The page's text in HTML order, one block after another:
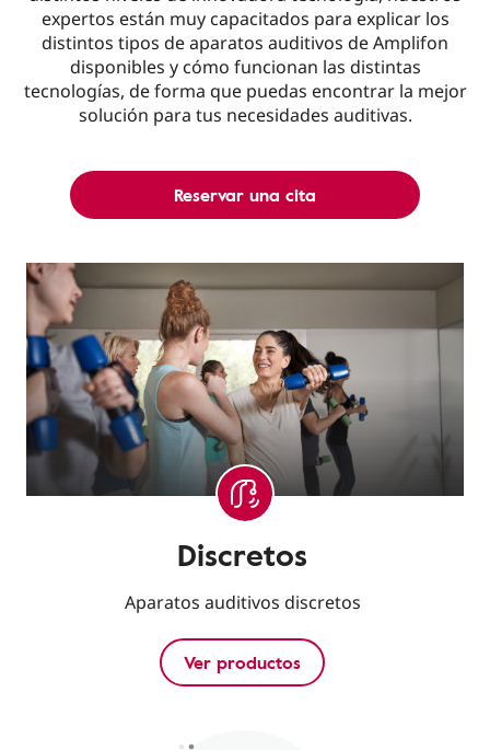
expertos están muy capacitados para explicar los
distintos tipos de aparatos auditivos de Amplifon
disponibles y cómo funcionan las distintas
tecnologías, de forma que puedas encontrar la mejor
solución para tus necesidades auditivas.
Reservar una cita
Discretos
Aparatos auditivos discretos
Ver productos